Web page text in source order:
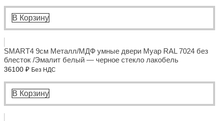
В Корзину
SMART4 9см Металл/МДФ умные двери Муар RAL 7024 без
блесток /Эмалит белый — черное стекло лакобель
36100 ₽ Без НДС
В Корзину